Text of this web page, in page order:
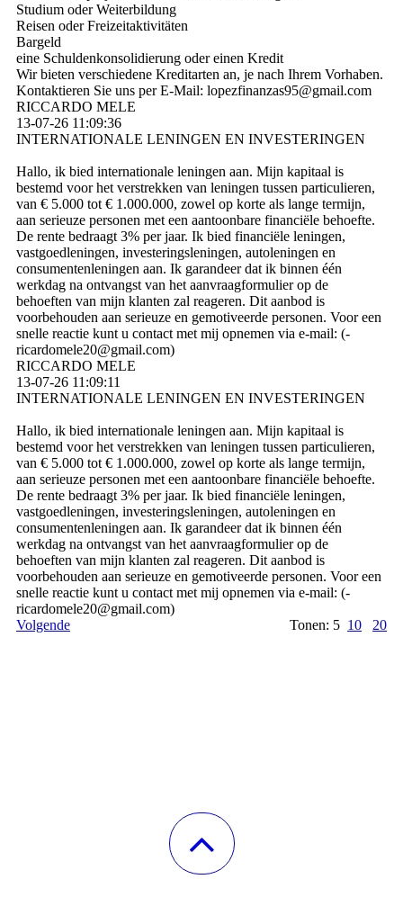
Studium oder Weiterbildung
Reisen oder Freizeitaktivitäten
Bargeld
eine Schuldenkonsolidierung oder einen Kredit
Wir bieten verschiedene Kreditarten an, je nach Ihrem Vorhaben.
Kontaktieren Sie uns per E-Mail: lopezfinanzas95@­gmail.­com
RICCARDO MELE
13-07-26 11:09:36
INTERNATIONALE LENINGEN EN INVESTERINGEN
Hallo, ik bied internationale leningen aan. Mijn kapitaal is
bestemd voor het verstrekken van leningen tussen particulieren,
van € 5.000 tot € 1.000.000, zowel op korte als lange termijn,
aan serieuze personen met een aantoonbare financiële behoefte.
De rente bedraagt ​​3% per jaar. Ik bied financiële leningen,
vastgoedleningen, investeringsleningen, autoleningen en
consumentenleningen aan. Ik garandeer dat ik binnen één
werkdag na ontvangst van het aanvraagformulier op de
behoeften van mijn klanten zal reageren. Dit aanbod is
voorbehouden aan serieuze en gemotiveerde personen. Voor een
snelle reactie kunt u contact met mij opnemen via e-mail: (­
ricardomele20@­gmail.­com)­
RICCARDO MELE
13-07-26 11:09:11
INTERNATIONALE LENINGEN EN INVESTERINGEN
Hallo, ik bied internationale leningen aan. Mijn kapitaal is
bestemd voor het verstrekken van leningen tussen particulieren,
van € 5.000 tot € 1.000.000, zowel op korte als lange termijn,
aan serieuze personen met een aantoonbare financiële behoefte.
De rente bedraagt ​​3% per jaar. Ik bied financiële leningen,
vastgoedleningen, investeringsleningen, autoleningen en
consumentenleningen aan. Ik garandeer dat ik binnen één
werkdag na ontvangst van het aanvraagformulier op de
behoeften van mijn klanten zal reageren. Dit aanbod is
voorbehouden aan serieuze en gemotiveerde personen. Voor een
snelle reactie kunt u contact met mij opnemen via e-mail: (­
ricardomele20@­gmail.­com)­
Volgende
Tonen: 5 10 20